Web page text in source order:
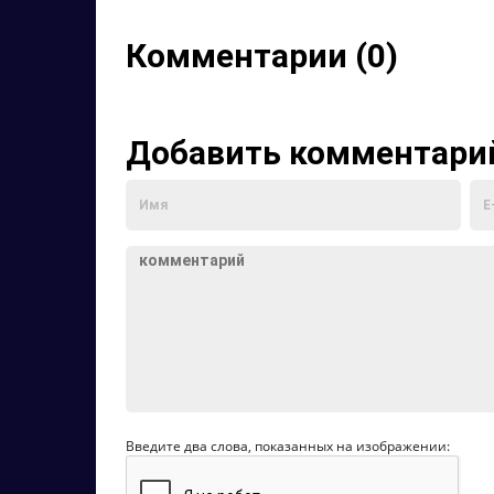
Комментарии (0)
Добавить
Введите два слова, показанных на изображении: